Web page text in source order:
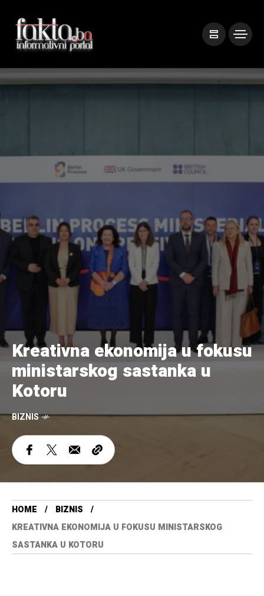
Kreativna ekonomija u fokusu
ministarskog sastanka u
Kotoru
BIZNIS
HOME
BIZNIS
KREATIVNA EKONOMIJA U FOKUSU MINISTARSKOG
SASTANKA U KOTORU